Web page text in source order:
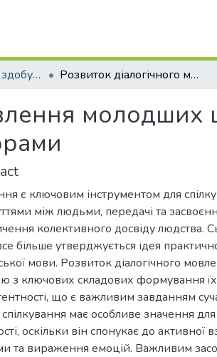
Академічні тексти здобувачів вищої освіти Розвиток діалогічного мовлення молодших школярів у процесі роботи над художніми творами
молодших
є ключовим інструментом для
між людьми, передачі та
колективного досвіду людства.
більше утверджується ідея
мови. Розвиток діалогічного
з ключових складових формування
що є важливим завданням
має особливе значення
оскільки він спонукає до активної
та вираження емоцій. Важливим